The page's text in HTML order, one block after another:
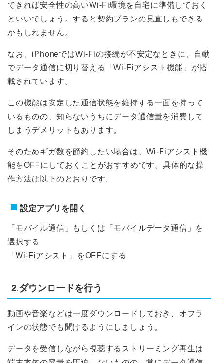
できれば安全性の高いWi-Fi環境を自宅に準備しておく
といいでしょう。すると契約プランの見直しもできる
かもしれません。
なお、iPhoneではWi-Fiの接続が不安定なときに、自動
でデータ通信に切り替える「Wi-Fiアシスト機能」が搭
載されています。
この機能は安定した通信状態を維持する一面を持って
いるものの、知らないうちにデータ通信量を消費して
しまうデメリットもあります。
そのためギガ数を節約したい場合は、Wi-Fiアシスト機
能をOFFにしておくことがおすすめです。具体的な操
作方法は以下のとおりです。
設定アプリを開く
「モバイル通信」もしくは「モバイルデータ通信」を
選択する
「Wi-Fiアシスト」をOFFにする
2.ダウンロードを行う
動画や音楽などは一度ダウンロードしておき、オフラ
インの状態でも聞けるようにしましょう。
データを受信しながら視聴するストリーミング再生は